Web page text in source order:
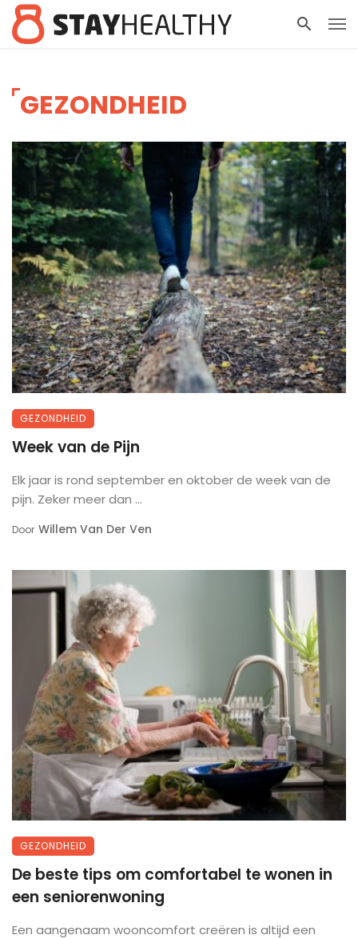
GEZONDHEID
GEZONDHEID
Week van de Pijn
Elk jaar is rond september en oktober de week van de
pijn. Zeker meer dan ...
Door Willem Van Der Ven
GEZONDHEID
De beste tips om comfortabel te wonen in
een seniorenwoning
Een aangenaam wooncomfort creëren is altijd een